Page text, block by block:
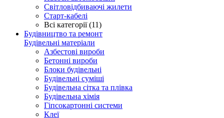
Світловідбиваючі жилети
Старт-кабелі
Всі категорії (11)
Будівництво та ремонт
Будівельні матеріали
Азбестові вироби
Бетонні вироби
Блоки будівельні
Будівельні суміші
Будівельна сітка та плівка
Будівельна хімія
Гіпсокартонні системи
Клеї